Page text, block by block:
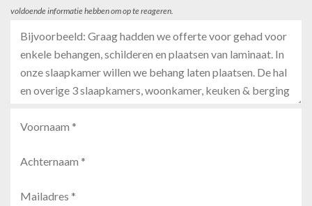
voldoende informatie hebben om op te reageren.